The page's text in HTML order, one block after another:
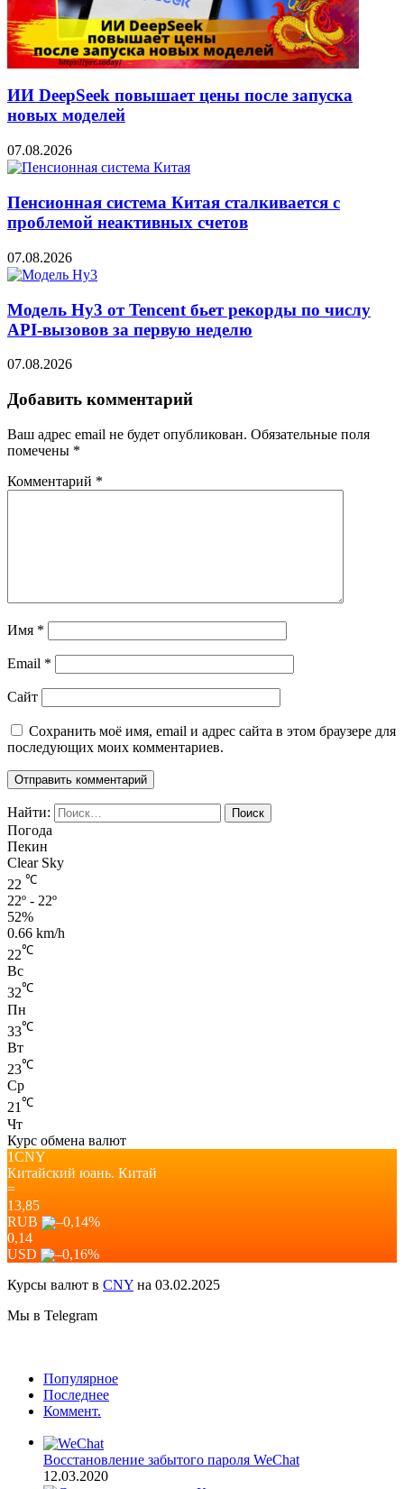
ИИ DeepSeek повышает цены после запуска
новых моделей
07.08.2026
Пенсионная система Китая сталкивается с
проблемой неактивных счетов
07.08.2026
Модель Hy3 от Tencent бьет рекорды по числу
API-вызовов за первую неделю
07.08.2026
Добавить комментарий
Ваш адрес email не будет опубликован. Обязательные поля
помечены *
Комментарий *
Имя *
Email *
Сайт
Сохранить моё имя, email и адрес сайта в этом браузере для
последующих моих комментариев.
Найти:
Погода
Пекин
Clear Sky
22 ℃
22º - 22º
52%
0.66 km/h
22℃
Вс
32℃
Пн
33℃
Вт
23℃
Ср
21℃
Чт
Курс обмена валют
1CNY
Китайский юань. Китай
=
13,85
RUB
–0,14%
0,14
USD
–0,16%
Курсы валют в CNY на 03.02.2025
Мы в Telegram
Популярное
Последнее
Коммент.
Восстановление забытого пароля WeChat
12.03.2020